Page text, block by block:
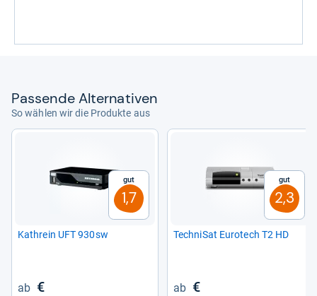
Pas­sende Alter­na­ti­ven
So wählen wir die Produkte aus
Gut
1,7
Kathrein UFT 930sw
€
Gut
2,3
Tech­ni­Sat Euro­tech T2 HD
€